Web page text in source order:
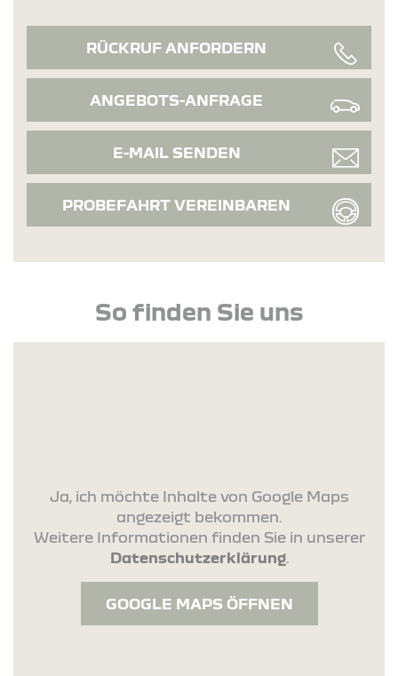
RÜCKRUF ANFORDERN
ANGEBOTS-ANFRAGE
E-MAIL SENDEN
PROBEFAHRT VEREINBAREN
So finden Sie uns
Ja, ich möchte Inhalte von Google Maps
angezeigt bekommen.
Weitere Informationen finden Sie in unserer
Datenschutzerklärung.
GOOGLE MAPS ÖFFNEN